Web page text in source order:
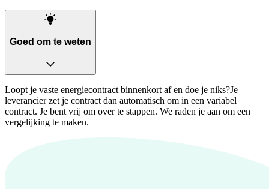
Goed om te weten
Loopt je vaste energiecontract binnenkort af en doe je niks?Je
leverancier zet je contract dan automatisch om in een variabel
contract. Je bent vrij om over te stappen. We raden je aan om een
vergelijking te maken.